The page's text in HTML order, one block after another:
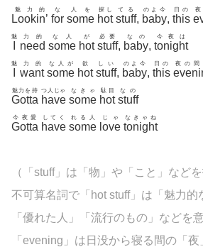
Lookin’
魅力的
for
な
some
人を
hot
探し
stuff
てる
, baby
のよ今
, this
日の
魅
need
力的
some
な人
hot
が
stuff
必要
, baby
なの
, tonight
今夜は
魅
want
力的
some
な人が
hot
欲
stuff
しい
, baby
のよ今
, this
日の 夜の間
Gotta
魅力を持
have
つ人じゃ
some
なきゃ
hot
駄目
stuff
なの
Gotta
今夜愛
have
してく
some
れる人
love
じゃ
tonight
なきゃね
（「stuff」は「物」や「こと」など
不可算名詞で「hot stuff」は「魅力的
「優れた人」「流行のもの」などを
「evening」は日没から寝る間の「夜